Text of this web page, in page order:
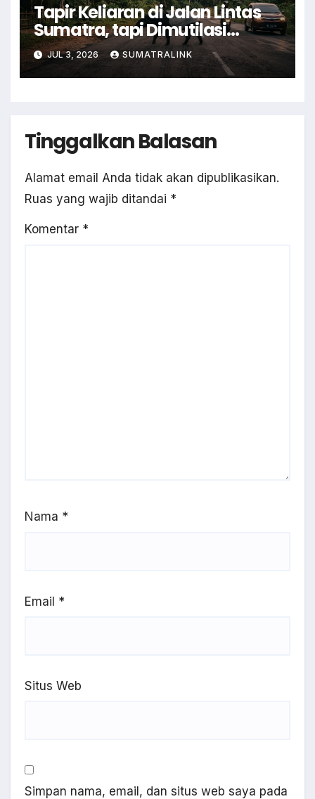
Tapir Keliaran di Jalan Lintas
Sumatra, tapi Dimutilasi
Warga
JUL 3, 2026 SUMATRALINK
Tinggalkan Balasan
Alamat email Anda tidak akan dipublikasikan.
Ruas yang wajib ditandai *
Komentar *
Nama *
Email *
Situs Web
Simpan nama, email, dan situs web saya pada